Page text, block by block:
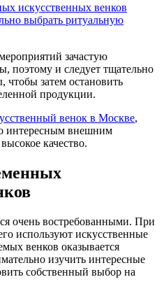
искусственных венков
выбрать ритуальную
зачастую
поэтому и следует тщательно
чтобы затем остановить
продукции.
венок в Москве,
интересным внешним
качество.
очень востребованными. При
используют искусственные
венков оказывается
изучить интересные
собственный выбор на